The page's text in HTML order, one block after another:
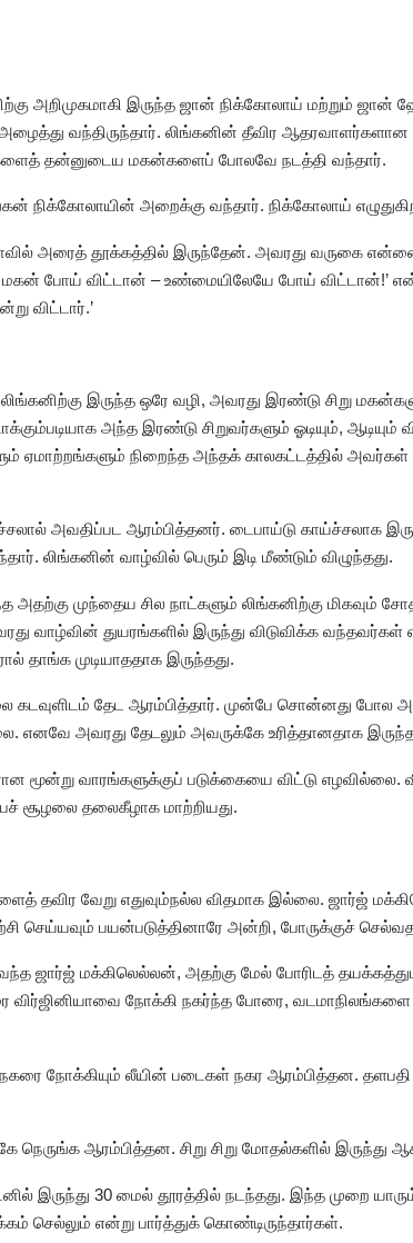
அறிமுகமாகி இருந்த ஜான் நிக்கோலாய் மற்றும்
வந்திருந்தார். லிங்கனின் தீவிர
தன்னுடைய மகன்களைப் போலவே நடத்தி வந்தார்.
நிக்கோலாயின் அறைக்கு வந்தார். நிக்கோலாய்
அரைத் தூக்கத்தில் இருந்தேன். அவரது வருகை என்னை
மகன் போய் விட்டான் – உண்மையிலேயே போய்
விட்டார்.’
லிங்கனிற்கு இருந்த ஒரே வழி, அவரது இரண்டு சிறு
அந்த இரண்டு சிறுவர்களும் ஓடியும்,
ஏமாற்றங்களும் நிறைந்த அந்தக் காலகட்டத்தில்
அவதிப்பட ஆரம்பித்தனர். டைபாய்டு காய்ச்சலாக
லிங்கனின் வாழ்வில் பெரும் இடி மீண்டும் விழுந்தது.
அதற்கு முந்தைய சில நாட்களும் லிங்கனிற்கு மிகவும்
வாழ்வின் துயரங்களில் இருந்து விடுவிக்க
தாங்க முடியாததாக இருந்தது.
கடவுளிடம் தேட ஆரம்பித்தார். முன்பே சொன்னது போல
அவரது தேடலும் அவருக்கே உரித்தானதாக
மூன்று வாரங்களுக்குப் படுக்கையை விட்டு எழவில்லை.
சூழலை தலைகீழாக மாற்றியது.
தவிர வேறு எதுவும்நல்ல விதமாக இல்லை. ஜார்ஜ்
செய்யவும் பயன்படுத்தினாரே அன்றி, போருக்குச்
வந்த ஜார்ஜ் மக்கிலெல்லன், அதற்கு மேல் போரிடத்
விர்ஜினியாவை நோக்கி நகர்ந்த போரை, வடமாநிலங்களை
நோக்கியும் லீயின் படைகள் நகர ஆரம்பித்தன.
நெருங்க ஆரம்பித்தன. சிறு சிறு மோதல்களில் இருந்து
இருந்து 30 மைல் தூரத்தில் நடந்தது. இந்த முறை யாரும்
செல்லும் என்று பார்த்துக் கொண்டிருந்தார்கள்.